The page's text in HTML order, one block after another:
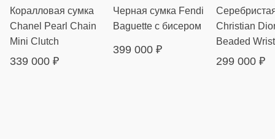
Коралловая сумка
Chanel Pearl Chain
Mini Clutch
339 000 ₽
Черная сумка Fendi
Baguette с бисером
399 000 ₽
Christian
Beaded
299 000 ₽